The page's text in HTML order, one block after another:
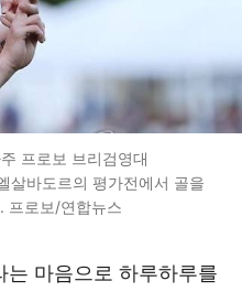
프로보 브리검영대
살바도르의 평가전에서 골을
프로보/연합뉴스
는 마음으로 하루하루를